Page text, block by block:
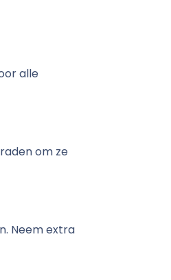
alle
om ze
Neem extra